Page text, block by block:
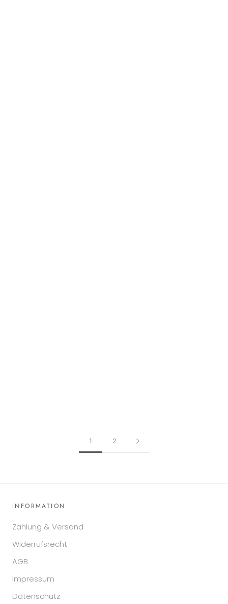
1 2
INFORMATION
Zahlung & Versand
Widerrufsrecht
AGB
Impressum
Datenschutz